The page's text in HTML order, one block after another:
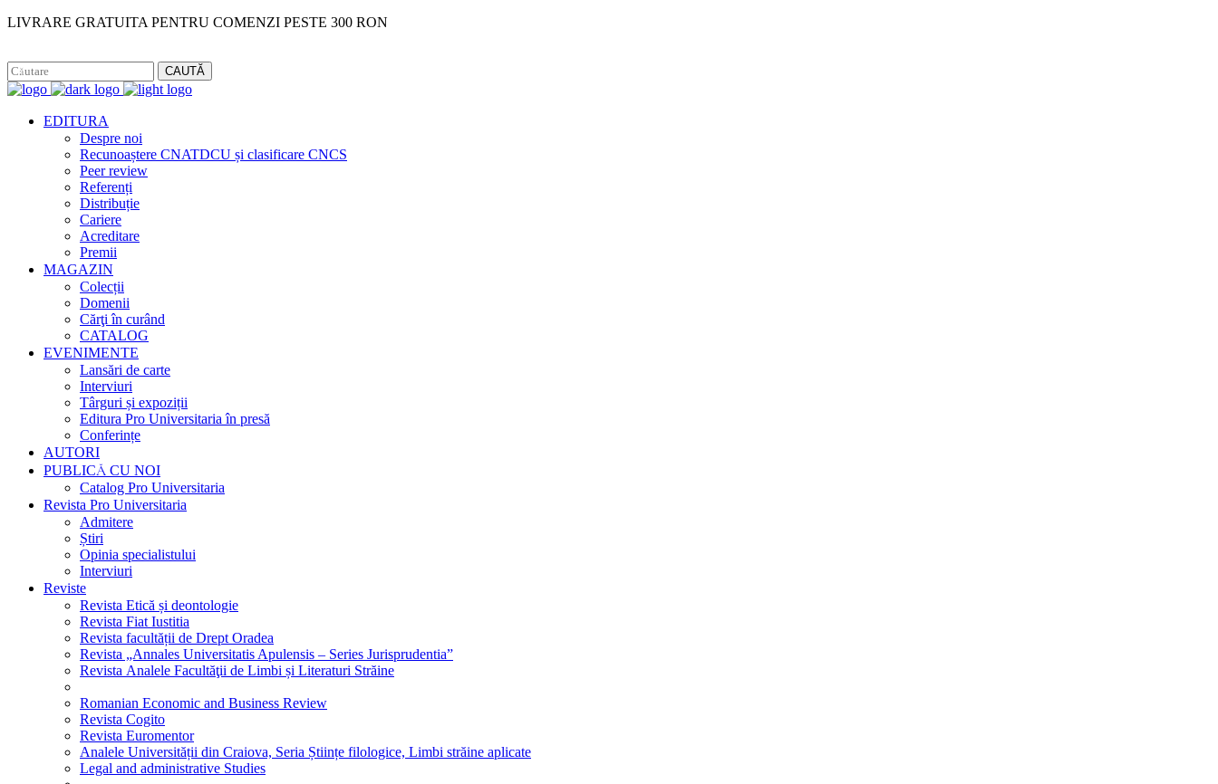
LIVRARE GRATUITA PENTRU COMENZI PESTE 300 RON
CAUTĂ
EDITURA
Despre noi
Recunoaștere CNATDCU și clasificare CNCS
Peer review
Referenți
Distribuție
Cariere
Acreditare
Premii
MAGAZIN
Colecții
Domenii
Cărţi în curând
CATALOG
EVENIMENTE
Lansări de carte
Interviuri
Târguri și expoziții
Editura Pro Universitaria în presă
Conferințe
AUTORI
PUBLICĂ CU NOI
Catalog Pro Universitaria
Revista Pro Universitaria
Admitere
Știri
Opinia specialistului
Interviuri
Reviste
Revista Etică și deontologie
Revista Fiat Iustitia
Revista facultății de Drept Oradea
Revista „Annales Universitatis Apulensis – Series Jurisprudentia”
Revista Analele Facultăţii de Limbi și Literaturi Străine
Romanian Economic and Business Review
Revista Cogito
Revista Euromentor
Analele Universității din Craiova, Seria Științe filologice, Limbi străine aplicate
Legal and administrative Studies